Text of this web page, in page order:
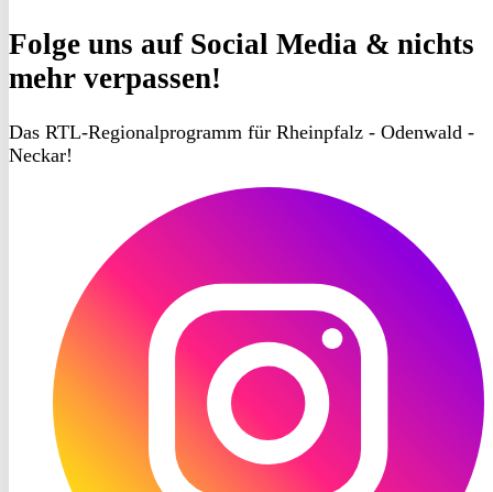
Folge uns auf Social Media & nichts
mehr verpassen!
Das RTL-Regionalprogramm für Rheinpfalz - Odenwald -
Neckar!
Instagram